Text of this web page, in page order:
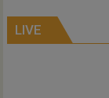
LIVE